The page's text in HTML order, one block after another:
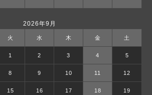
2026年9月
火 水 木 金 土
1 2 3 4 5
8 9 10 11 12
15 16 17 18 19